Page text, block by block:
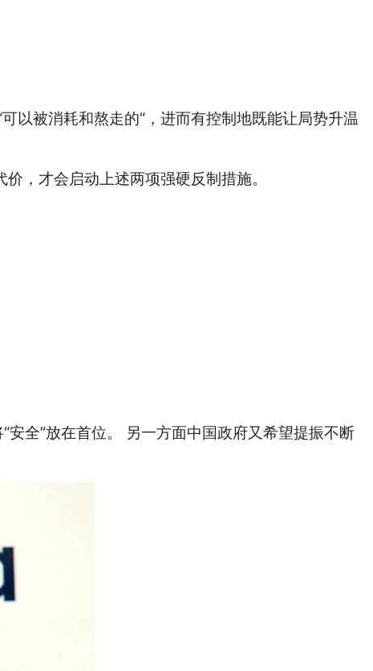
以被消耗和熬走的”，进而有控制地既能让局势升温
，才会启动上述两项强硬反制措施。
全”放在首位。 另一方面中国政府又希望提振不断